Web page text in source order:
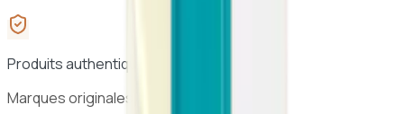
Produits authentiques
Marques originales, sélection vérifiée